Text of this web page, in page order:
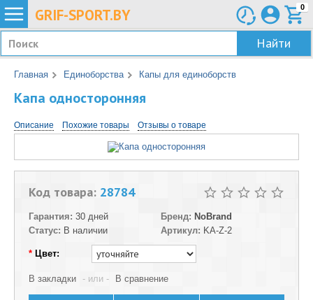
GRIF-SPORT.BY 0
Найти
Главная Единоборства Капы для единоборств
Капа односторонняя
Описание Похожие товары Отзывы о товаре
Код товара: 28784
* Цвет:
В закладки- или -В сравнение
Гарантия: 30 дней
Статус: В наличии
Бренд: NoBrand
Артикул: KA-Z-2